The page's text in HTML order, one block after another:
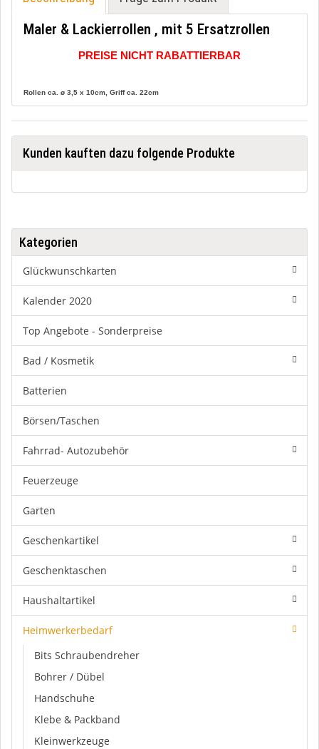
Maler & Lackierrollen , mit 5 Ersatzrollen
PREISE NICHT RABATTIERBAR
Rollen ca. ø 3,5 x 10cm, Griff ca. 22cm
Kunden kauften dazu folgende Produkte
Kategorien
Glückwunschkarten
Kalender 2020
Top Angebote - Sonderpreise
Bad / Kosmetik
Batterien
Börsen/Taschen
Fahrrad- Autozubehör
Feuerzeuge
Garten
Geschenkartikel
Geschenktaschen
Haushaltartikel
Heimwerkerbedarf
Bits Schraubendreher
Bohrer / Dübel
Handschuhe
Klebe & Packband
Kleinwerkzeuge